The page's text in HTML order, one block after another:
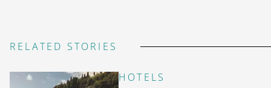
RELATED STORIES
HOTELS